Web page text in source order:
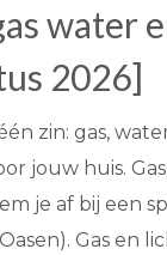
water
2026]
zin: gas,
jouw huis.
je af bij een
Gas en